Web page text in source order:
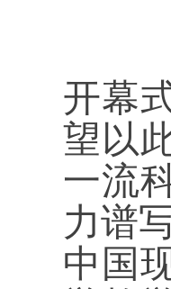
开幕
望以
一流
力谱
中国